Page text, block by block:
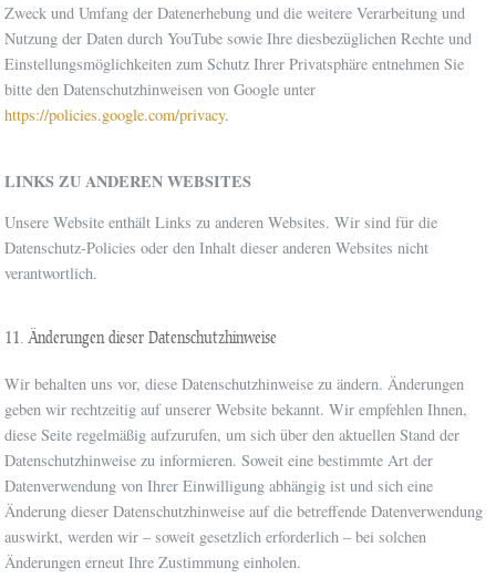
Zweck und Umfang der Datenerhebung und die weitere Verarbeitung und
Nutzung der Daten durch YouTube sowie Ihre diesbezüglichen Rechte und
Einstellungsmöglichkeiten zum Schutz Ihrer Privatsphäre entnehmen Sie
bitte den Datenschutzhinweisen von Google unter
https://policies.google.com/privacy.
LINKS ZU ANDEREN WEBSITES
Unsere Website enthält Links zu anderen Websites. Wir sind für die
Datenschutz-Policies oder den Inhalt dieser anderen Websites nicht
verantwortlich.
11. Änderungen dieser Datenschutzhinweise
Wir behalten uns vor, diese Datenschutzhinweise zu ändern. Änderungen
geben wir rechtzeitig auf unserer Website bekannt. Wir empfehlen Ihnen,
diese Seite regelmäßig aufzurufen, um sich über den aktuellen Stand der
Datenschutzhinweise zu informieren. Soweit eine bestimmte Art der
Datenverwendung von Ihrer Einwilligung abhängig ist und sich eine
Änderung dieser Datenschutzhinweise auf die betreffende Datenverwendung
auswirkt, werden wir – soweit gesetzlich erforderlich – bei solchen
Änderungen erneut Ihre Zustimmung einholen.